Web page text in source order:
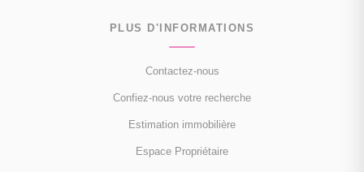
PLUS D'INFORMATIONS
Contactez-nous
Confiez-nous votre recherche
Estimation immobilière
Espace Propriétaire